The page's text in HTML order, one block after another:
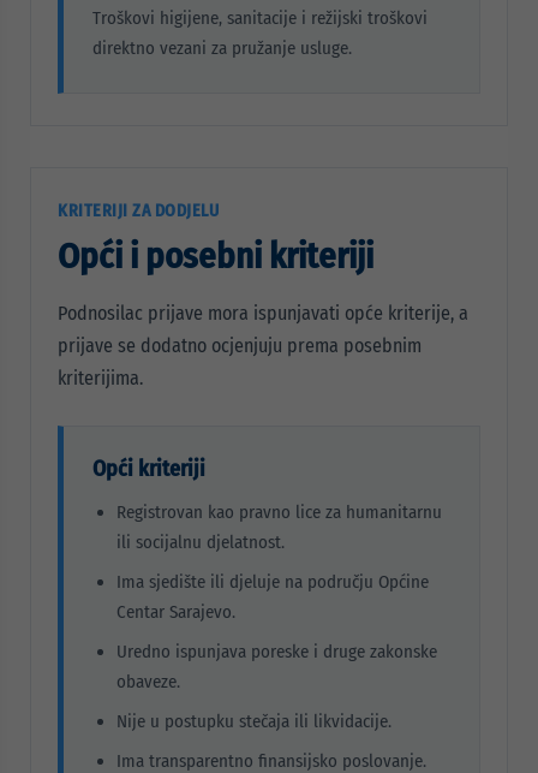
Troškovi higijene, sanitacije i režijski troškovi
direktno vezani za pružanje usluge.
KRITERIJI ZA DODJELU
Opći i posebni kriteriji
Podnosilac prijave mora ispunjavati opće kriterije, a
prijave se dodatno ocjenjuju prema posebnim
kriterijima.
Opći kriteriji
Registrovan kao pravno lice za humanitarnu
ili socijalnu djelatnost.
Ima sjedište ili djeluje na području Općine
Centar Sarajevo.
Uredno ispunjava poreske i druge zakonske
obaveze.
Nije u postupku stečaja ili likvidacije.
Ima transparentno finansijsko poslovanje.